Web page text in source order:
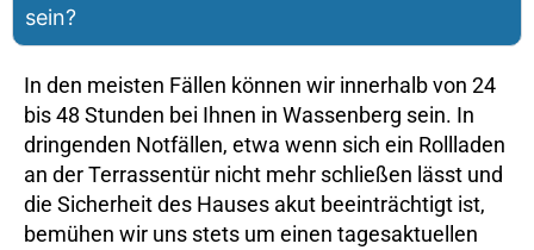
sein?
In den meisten Fällen können wir innerhalb von 24
bis 48 Stunden bei Ihnen in Wassenberg sein. In
dringenden Notfällen, etwa wenn sich ein Rollladen
an der Terrassentür nicht mehr schließen lässt und
die Sicherheit des Hauses akut beeinträchtigt ist,
bemühen wir uns stets um einen tagesaktuellen